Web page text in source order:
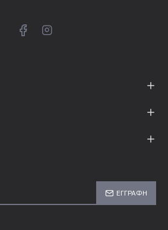
ΕΓΓΡΑΦΉ